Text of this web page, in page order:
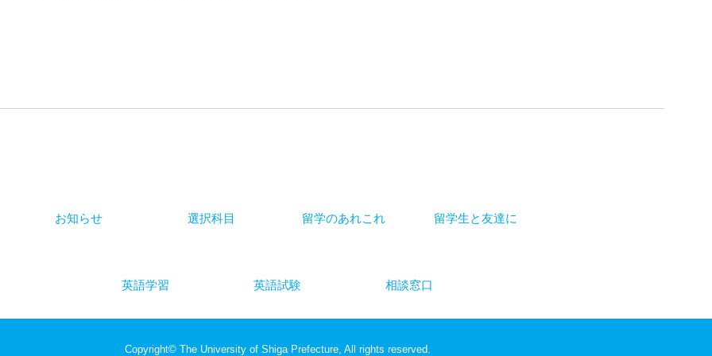
お知らせ 選択科目 留学のあれこれ 留学生と友達に
英語学習 英語試験 相談窓口
Copyright© The University of Shiga Prefecture, All rights reserved.